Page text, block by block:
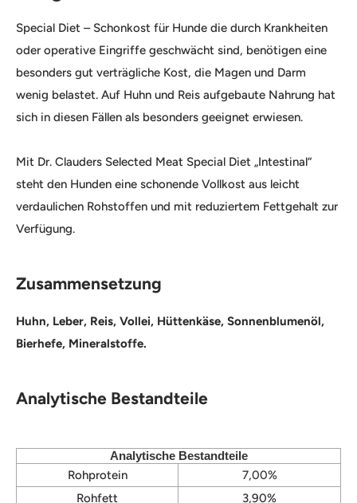
Special Diet – Schonkost für Hunde die durch Krankheiten
oder operative Eingriffe geschwächt sind, benötigen eine
besonders gut verträgliche Kost, die Magen und Darm
wenig belastet. Auf Huhn und Reis aufgebaute Nahrung hat
sich in diesen Fällen als besonders geeignet erwiesen.
Mit Dr. Clauders Selected Meat Special Diet „Intestinal“
steht den Hunden eine schonende Vollkost aus leicht
verdaulichen Rohstoffen und mit reduziertem Fettgehalt zur
Verfügung.
Zusammensetzung
Huhn, Leber, Reis, Vollei, Hüttenkäse, Sonnenblumenöl,
Bierhefe, Mineralstoffe.
Analytische Bestandteile
Analytische Bestandteile
Rohprotein
7,00%
Rohfett
3,90%